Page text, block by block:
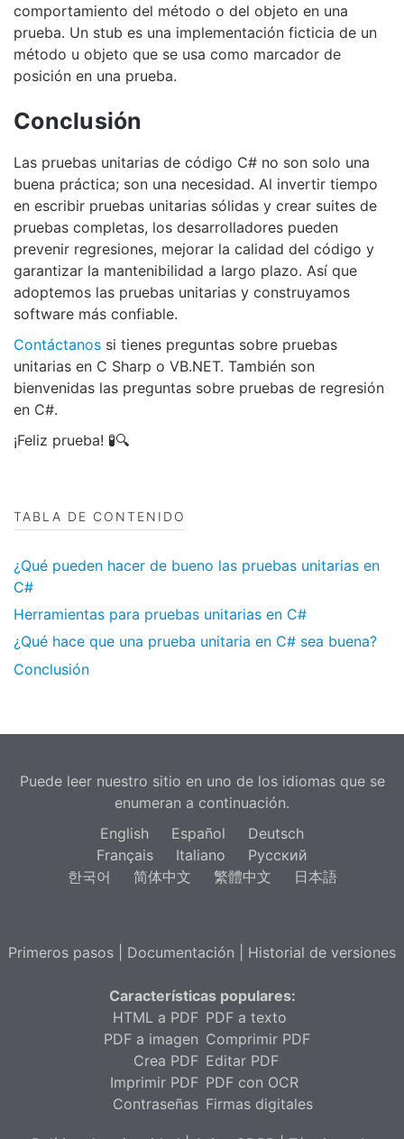
comportamiento del método o del objeto en una
prueba. Un stub es una implementación ficticia de un
método u objeto que se usa como marcador de
posición en una prueba.
Conclusión
Las pruebas unitarias de código C# no son solo una
buena práctica; son una necesidad. Al invertir tiempo
en escribir pruebas unitarias sólidas y crear suites de
pruebas completas, los desarrolladores pueden
prevenir regresiones, mejorar la calidad del código y
garantizar la mantenibilidad a largo plazo. Así que
adoptemos las pruebas unitarias y construyamos
software más confiable.
Contáctanos si tienes preguntas sobre pruebas
unitarias en C Sharp o VB.NET. También son
bienvenidas las preguntas sobre pruebas de regresión
en C#.
¡Feliz prueba! 🧪🔍
TABLA DE CONTENIDO
¿Qué pueden hacer de bueno las pruebas unitarias en
C#
Herramientas para pruebas unitarias en C#
¿Qué hace que una prueba unitaria en C# sea buena?
Conclusión
Puede leer nuestro sitio en uno de los idiomas que se
enumeran a continuación.
English
Español
Deutsch
Français
Italiano
Русский
한국어
简体中文 繁體中文 日本語
Primeros pasos Documentación Historial de versiones
Características populares:
HTML a PDF
PDF a imagen
Crea PDF
Imprimir PDF
Contraseñas
PDF a texto
Comprimir PDF
Editar PDF
PDF con OCR
Firmas digitales